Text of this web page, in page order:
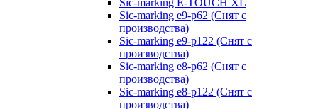
Sic-marking E-TOUCH XL
Sic-marking e9-p62 (Снят с
производства)
Sic-marking e9-p122 (Снят с
производства)
Sic-marking e8-p62 (Снят с
производства)
Sic-marking e8-p122 (Снят с
производства)